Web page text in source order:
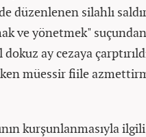
düzenlenen silahlı
ve yönetmek"
ay cezaya
müessir fiile
kurşunlanmasıyla